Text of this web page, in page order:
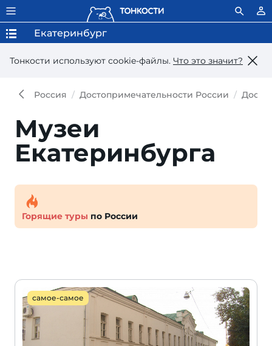
Тонкости используют сookie-файлы. Что это значит?
Екатеринбург
Россия Достопримечательности России
Музеи
Екатеринбурга
Горящие туры по России
самое-самое